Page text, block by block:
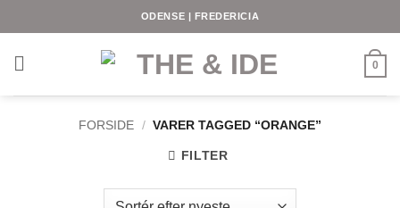
ODENSE | FREDERICIA
0
FORSIDE / VARER TAGGED “ORANGE”
FILTER